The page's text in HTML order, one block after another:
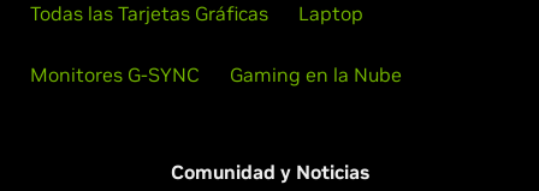
Todas las Tarjetas Gráficas Laptop
Monitores G-SYNC Gaming en la Nube
Comunidad y Noticias